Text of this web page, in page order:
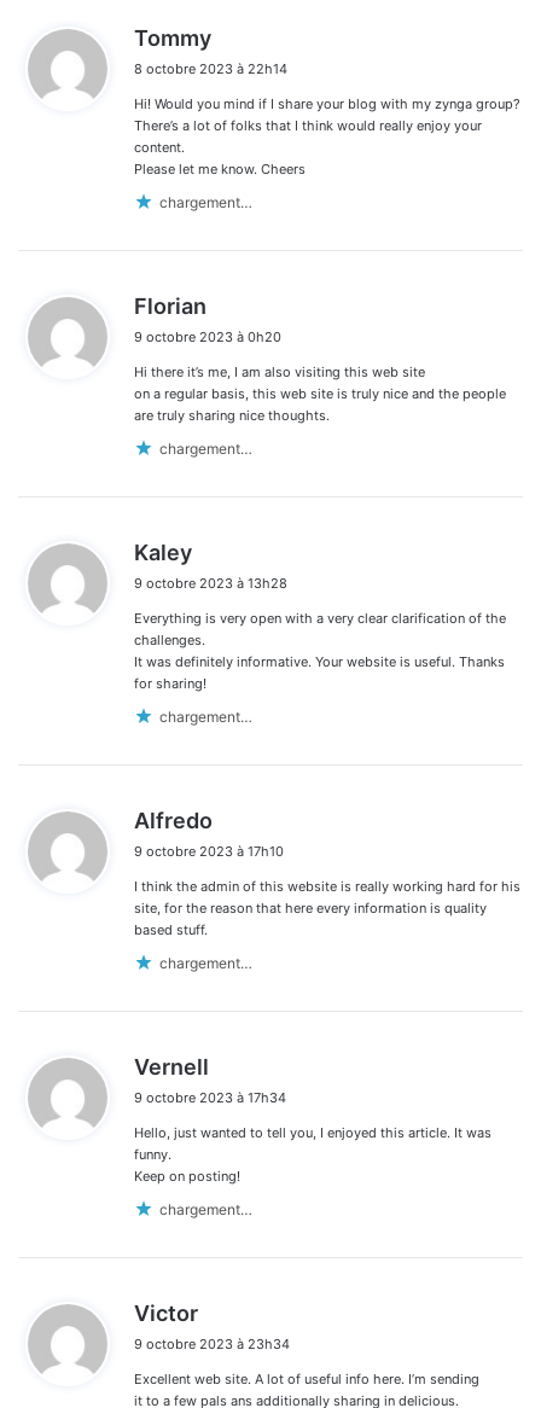
Tommy
t
:
8 octobre 2023 à 22h14
Hi! Would you mind if I share your blog with my zynga group?
There’s a lot of folks that I think would really enjoy your
content.
Please let me know. Cheers
chargement…
Florian
t
:
9 octobre 2023 à 0h20
Hi there it’s me, I am also visiting this web site
on a regular basis, this web site is truly nice and the people
are truly sharing nice thoughts.
chargement…
Kaley
t
:
9 octobre 2023 à 13h28
Everything is very open with a very clear clarification of the
challenges.
It was definitely informative. Your website is useful. Thanks
for sharing!
chargement…
Alfredo
t
:
9 octobre 2023 à 17h10
I think the admin of this website is really working hard for his
site, for the reason that here every information is quality
based stuff.
chargement…
Vernell
t
9 octobre 2023 à 17h34
Hello, just wanted to tell you, I enjoyed this article. It was
funny.
Keep on posting!
chargement…
Victor
t
:
9 octobre 2023 à 23h34
Excellent web site. A lot of useful info here. I’m sending
it to a few pals ans additionally sharing in delicious.